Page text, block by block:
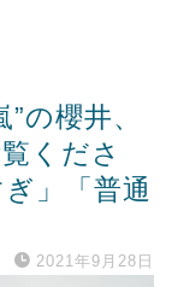
の櫻井、
くださ
」「普通
2021年9月28日